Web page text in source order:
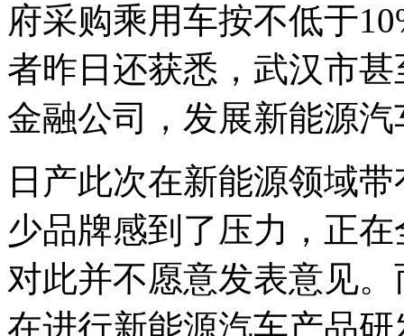
府采购乘用车按不低于
者昨日还获悉，武汉市
金融公司，发展新能源
日产此次在新能源领域
少品牌感到了压力，正
对此并不愿意发表意见
在进行新能源汽车产品